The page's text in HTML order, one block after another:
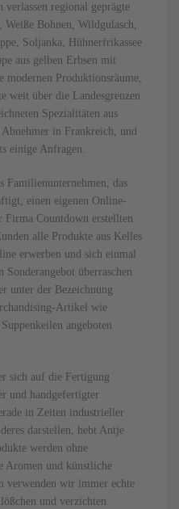
verlassen regional geprägte
Weiße Bohnen, Wildgulasch,
Soljanka, Hühnerfrikassee
aus gelben Erbsen mit
modernen Produktionsräume,
weit über die Landesgrenzen
Spezialitäten aus
in Frankreich, und
einige Anfragen.
Familienunternehmen, das
einen eigenen Online-
Firma Countdown erstellten
alle Produkte aus Kelles
erwerben und sich einmal
überraschen
unter der Bezeichnung
Artikel wie
angeboten
sich auf die Fertigung
und handgefertigter
in Zeiten industrieller
darstellen, hebt Antje
werden ohne
Aromen und künstliche
verwenden wir immer echte
und verzichten